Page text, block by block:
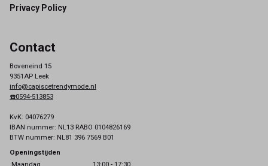
Privacy Policy
Contact
Boveneind 15
9351AP Leek
info@capiscetrendymode.nl
☎️0594-513853
KvK: 04076279
IBAN nummer: NL13 RABO 0104826169
BTW nummer: NL81 396 7569 B01
Openingstijden